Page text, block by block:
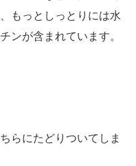
もっとしっとりには水
ンが含まれています。
らにたどりついてしま